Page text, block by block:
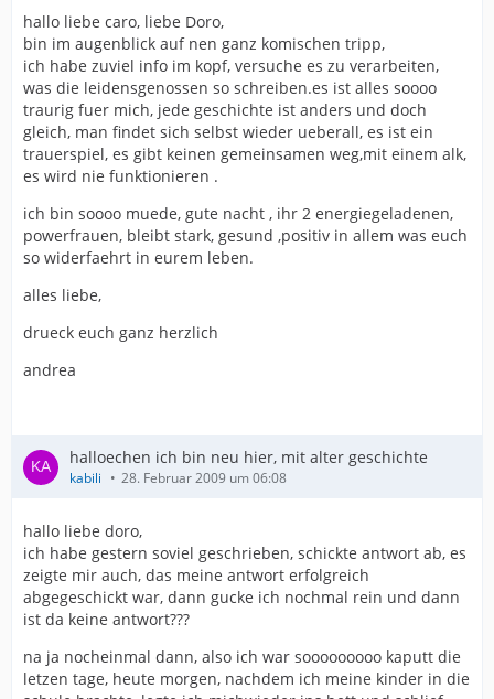
hallo liebe caro, liebe Doro,
bin im augenblick auf nen ganz komischen tripp,
ich habe zuviel info im kopf, versuche es zu verarbeiten,
was die leidensgenossen so schreiben.es ist alles soooo
traurig fuer mich, jede geschichte ist anders und doch
gleich, man findet sich selbst wieder ueberall, es ist ein
trauerspiel, es gibt keinen gemeinsamen weg,mit einem alk,
es wird nie funktionieren .
ich bin soooo muede, gute nacht , ihr 2 energiegeladenen,
powerfrauen, bleibt stark, gesund ,positiv in allem was euch
so widerfaehrt in eurem leben.
alles liebe,
drueck euch ganz herzlich
andrea
halloechen ich bin neu hier, mit alter geschichte
kabili 28. Februar 2009 um 06:08
hallo liebe doro,
ich habe gestern soviel geschrieben, schickte antwort ab, es
zeigte mir auch, das meine antwort erfolgreich
abgegeschickt war, dann gucke ich nochmal rein und dann
ist da keine antwort???
na ja nocheinmal dann, also ich war sooooooooo kaputt die
letzen tage, heute morgen, nachdem ich meine kinder in die